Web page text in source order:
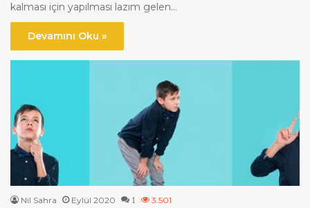
kalması için yapılması lazım gelen…
Devamını Oku »
Nil Sahra Eylül 2020 1 3.501